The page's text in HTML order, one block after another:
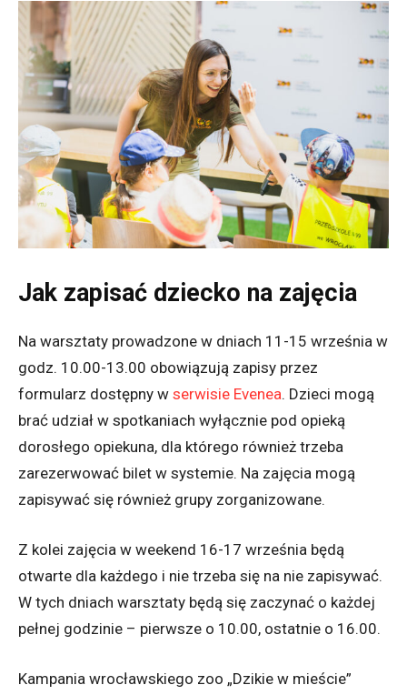
Jak zapisać dziecko na zajęcia
Na warsztaty prowadzone w dniach 11-15 września w
godz. 10.00-13.00 obowiązują zapisy przez
formularz dostępny w serwisie Evenea. Dzieci mogą
brać udział w spotkaniach wyłącznie pod opieką
dorosłego opiekuna, dla którego również trzeba
zarezerwować bilet w systemie. Na zajęcia mogą
zapisywać się również grupy zorganizowane.
Z kolei zajęcia w weekend 16-17 września będą
otwarte dla każdego i nie trzeba się na nie zapisywać.
W tych dniach warsztaty będą się zaczynać o każdej
pełnej godzinie – pierwsze o 10.00, ostatnie o 16.00.
Kampania wrocławskiego zoo „Dzikie w mieście”